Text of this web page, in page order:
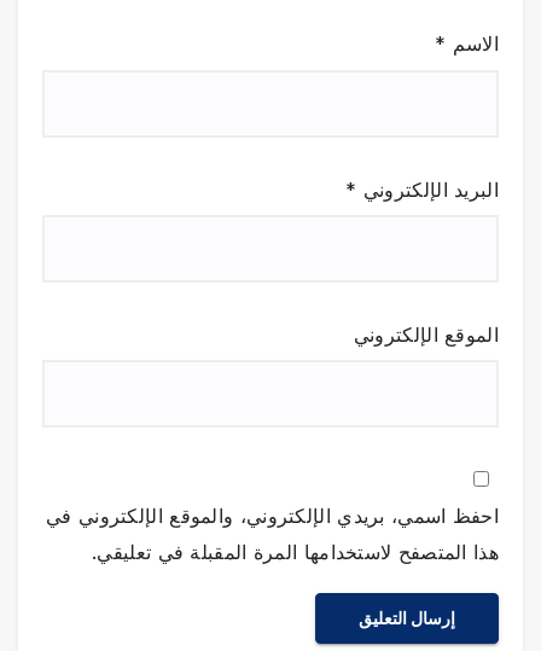
الاسم *
البريد الإلكتروني *
الموقع الإلكتروني
احفظ اسمي، بريدي الإلكتروني، والموقع الإلكتروني في
هذا المتصفح لاستخدامها المرة المقبلة في تعليقي.